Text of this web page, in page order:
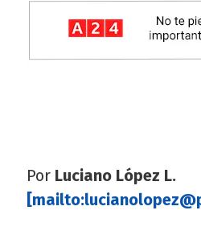
Por Luciano López L.
[mailto: